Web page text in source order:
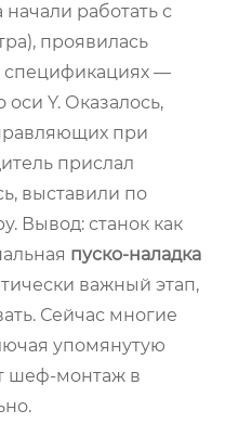
работать с
проявилась
спецификациях —
Y. Оказалось,
при
прислал
выставили по
Вывод: станок как
пуско-наладка
важный этап,
Сейчас многие
упомянутую
шеф-монтаж в